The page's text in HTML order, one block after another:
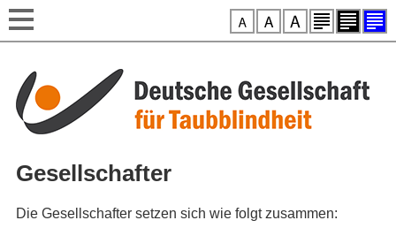
Direkt zum Inhalt
Style-Switcher
Gesellschafter
Die Gesellschafter setzen sich wie folgt zusammen: